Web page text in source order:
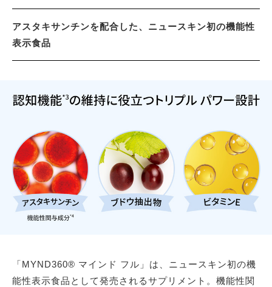
アスタキサンチンを配合した、ニュースキン初の機能性
表示食品
「MYND360® マインド フル」は、ニュースキン初の機
能性表示食品として発売されるサプリメント。機能性関